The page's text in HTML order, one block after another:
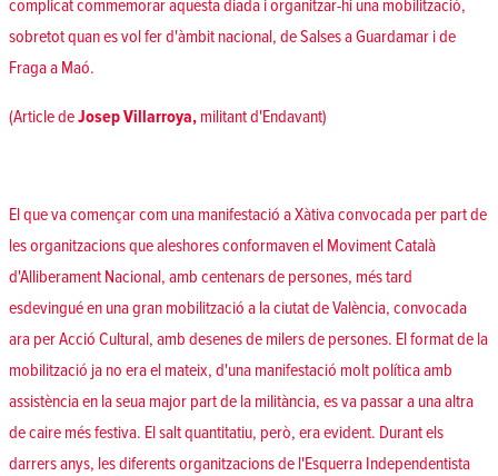
complicat commemorar aquesta diada i organitzar-hi una mobilització,
sobretot quan es vol fer d'àmbit nacional, de Salses a Guardamar i de
Fraga a Maó.
(Article deJosep Villarroya, militant d'Endavant)
El que va començar com una manifestació a Xàtiva convocada per part de
les organitzacions que aleshores conformaven el Moviment Català
d'Alliberament Nacional, amb centenars de persones, més tard
esdevingué en una gran mobilització a la ciutat de València, convocada
ara per Acció Cultural, amb desenes de milers de persones. El format de la
mobilització ja no era el mateix, d'una manifestació molt política amb
assistència en la seua major part de la militància, es va passar a una altra
de caire més festiva. El salt quantitatiu, però, era evident. Durant els
darrers anys, les diferents organitzacions de l'Esquerra Independentista